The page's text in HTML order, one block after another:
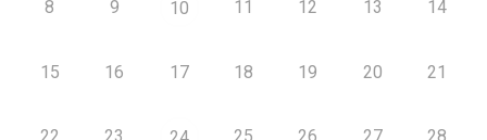
8 9 10 11 12 13 14
15 16 17 18 19 20 21